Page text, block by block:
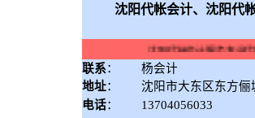
沈阳代帐会计、沈阳代
沈阳代帐会计服务专业代
联系：
杨会计
地址：
沈阳市大东区东方俪
电话：
13704056033